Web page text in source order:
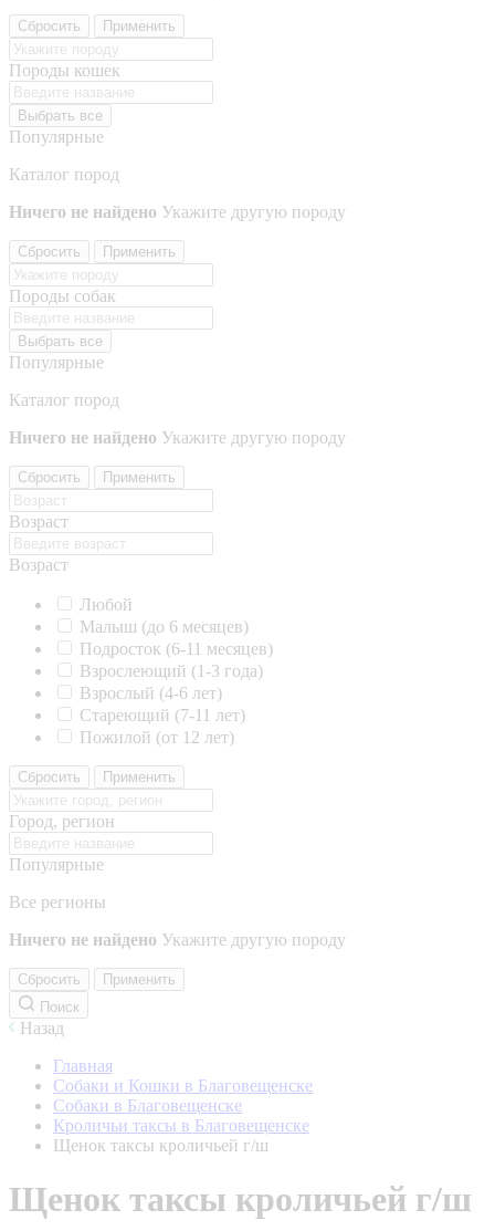
Сбросить Применить
Породы кошек
Выбрать все
Популярные
Каталог пород
Ничего не найдено Укажите другую породу
Сбросить Применить
Породы собак
Выбрать все
Популярные
Каталог пород
Ничего не найдено Укажите другую породу
Сбросить Применить
Возраст
Возраст
Любой
Малыш (до 6 месяцев)
Подросток (6-11 месяцев)
Взрослеющий (1-3 года)
Взрослый (4-6 лет)
Стареющий (7-11 лет)
Пожилой (от 12 лет)
Сбросить Применить
Город, регион
Популярные
Все регионы
Ничего не найдено Укажите другую породу
Сбросить
Применить
Поиск
Назад
Главная
Собаки и Кошки в Благовещенске
Собаки в Благовещенске
Кроличьи таксы в Благовещенске
Щенок таксы кроличьей г/ш
Щенок таксы кроличьей г/ш